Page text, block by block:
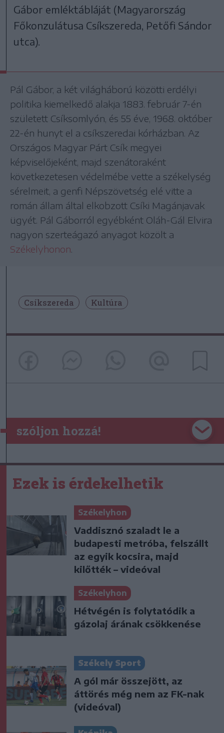
Gábor emléktábláját (Magyarország
Főkonzulátusa Csíkszereda, Petőfi Sándor
utca).
Pál Gábor, a két világháború közötti erdélyi
politika kiemelkedő alakja 1883. február 7-én
született Csíksomlyón, és 55 éve, 1968. október
22-én hunyt el a csíkszeredai kórházban. Az
Országos Magyar Párt Csík megyei
képviselőjeként, majd szenátoraként
következetesen védelmébe vette a székelység
sérelmeit, a genfi Népszövetség elé vitte a
román állam által elkobzott Csíki Magánjavak
ügyét. Pál Gáborról egyébként Oláh-Gál Elvira
nagyon szerteágazó anyagot közölt a
Székelyhonon.
Csíkszereda Kultúra
szóljon hozzá!
Ezek is érdekelhetik
Székelyhon
Vaddisznó szaladt le a
budapesti metróba, felszállt
az egyik kocsira, majd
kilőtték – videóval
Székelyhon
Hétvégén is folytatódik a
gázolaj árának csökkenése
Székely Sport
A gól már összejött, az
áttörés még nem az FK-nak
(videóval)